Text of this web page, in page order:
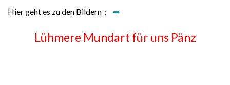
Hier geht es zu den Bildern : ➡
Lühmere Mundart für uns Pänz